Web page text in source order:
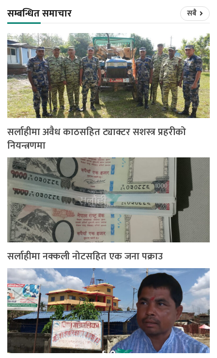
सम्बन्धित समाचार सबै
सर्लाहीमा अवैध काठसहित ट्याक्टर सशस्त्र प्रहरीको
नियन्त्रणमा
सर्लाहीमा नक्कली नोटसहित एक जना पक्राउ